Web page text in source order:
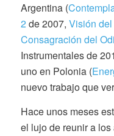
Argentina (
2de 2007, Visión
Consagración del
Instrumentales de
uno en Polonia (
nuevo trabajo que
Hace unos meses
el lujo de reunir a